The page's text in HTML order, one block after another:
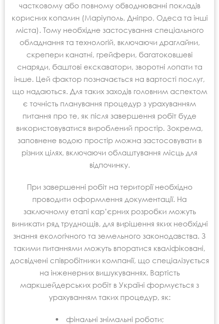
частковому або повному обводнюванні покладів
корисних копалин (Маріуполь, Дніпро, Одеса та інші
міста). Тому необхідне застосування спеціального
обладнання та технологій, включаючи драглайни,
скрепери канатні, грейфери, багатоковшеві
снаряди, баштові екскаватори, зворотні лопати та
інше. Цей фактор позначається на вартості послуг,
що надаються. Для таких заходів головним аспектом
є точність планування процедур з урахуванням
питання про те, як після завершення робіт буде
використовуватися вироблений простір. Зокрема,
заповнене водою простір можна застосовувати в
різних цілях, включаючи облаштування місць для
відпочинку.
При завершенні робіт на території необхідно
проводити оформлення документації. На
заключному етапі кар’єрних розробки можуть
виникати ряд труднощів, для вирішення яких необхідні
знання екологічного та земельного законодавства. З
такими питаннями можуть впоратися кваліфіковані,
досвідчені співробітники компанії, що спеціалізується
на інженерних вишукуваннях. Вартість
маркшейдерських робіт в Україні формується з
урахуванням таких процедур, як:
фінальні знімальні роботи;